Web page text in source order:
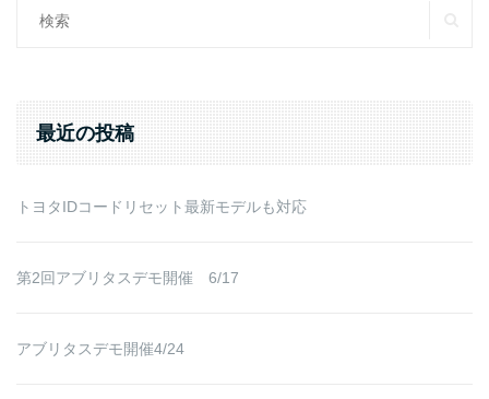
Search
最近の投稿
トヨタIDコードリセット最新モデルも対応
第2回アブリタスデモ開催 6/17
アブリタスデモ開催4/24